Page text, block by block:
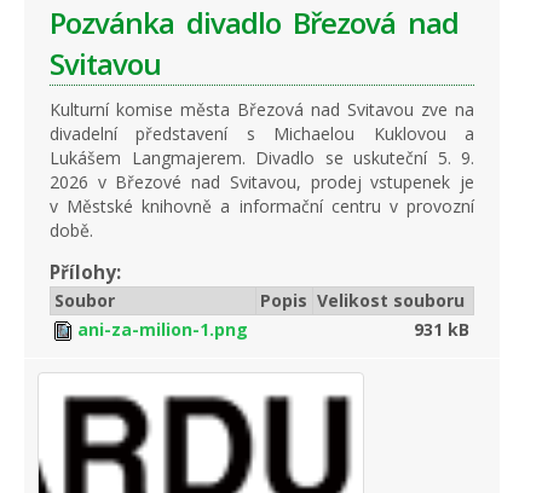
Pozvánka divadlo Březová nad
Svitavou
Kulturní komise města Březová nad Svitavou zve na
divadelní představení s Michaelou Kuklovou a
Lukášem Langmajerem. Divadlo se uskuteční 5. 9.
2026 v Březové nad Svitavou, prodej vstupenek je
v Městské knihovně a informační centru v provozní
době.
Přílohy:
Soubor Popis Velikost souboru
ani-za-milion-1.png
931 kB